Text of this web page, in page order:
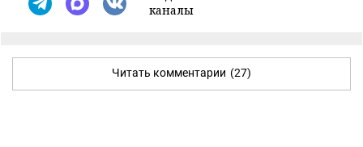
каналы
Читать комментарии (27)